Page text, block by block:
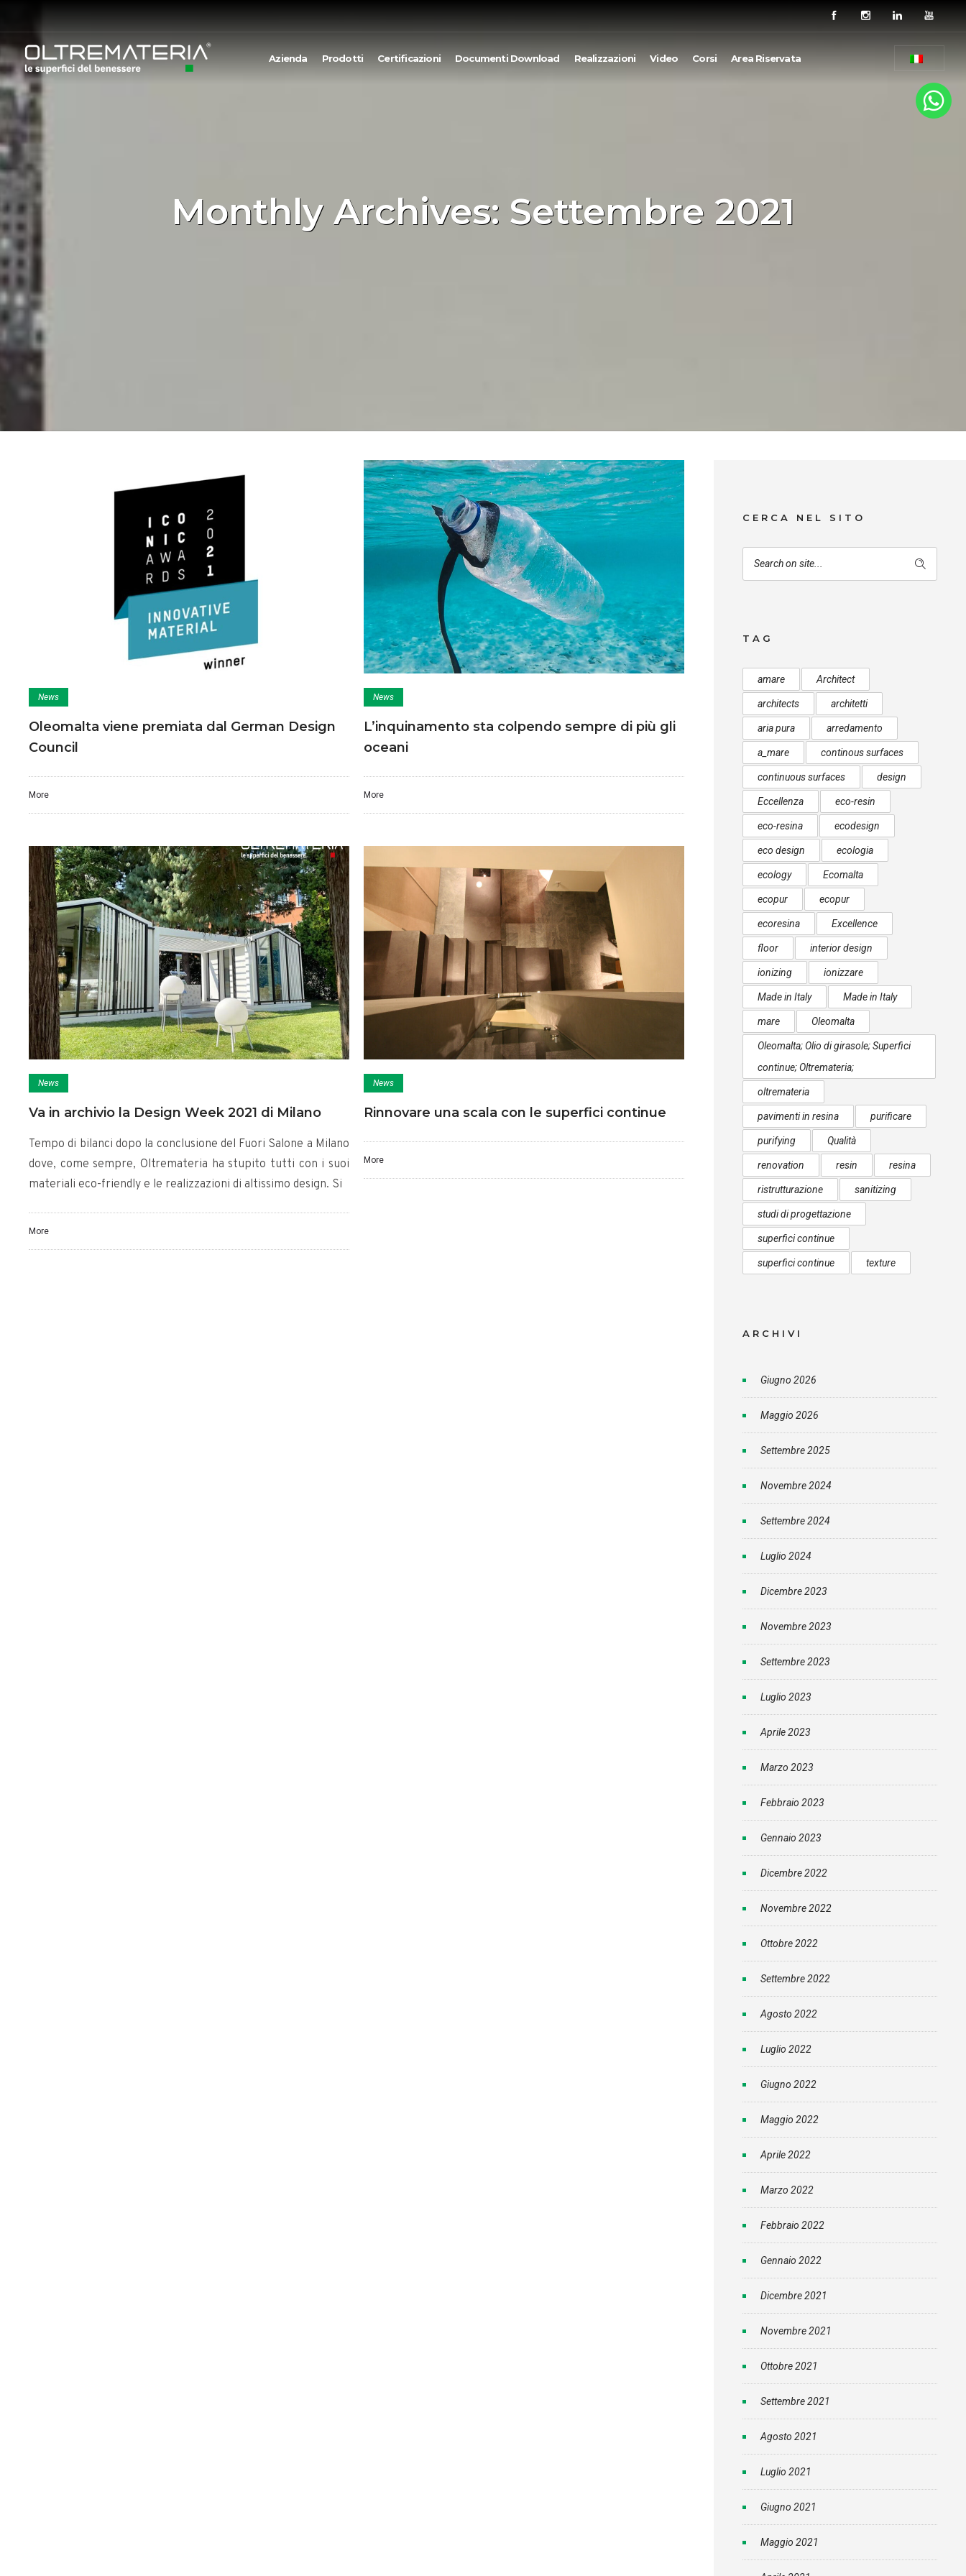
Azienda Prodotti Certificazioni Documenti Download Realizzazioni Video Corsi Area Riservata
Monthly Archives: Settembre 2021
News
Oleomalta viene premiata dal German Design
Council
More
News
L’inquinamento sta colpendo sempre di più gli
oceani
More
News
Va in archivio la Design Week 2021 di Milano
Tempo di bilanci dopo la conclusione del Fuori Salone a Milano
dove, come sempre, Oltremateria ha stupito tutti con i suoi
materiali eco-friendly e le realizzazioni di altissimo design. Si
More
News
Rinnovare una scala con le superfici continue
More
CERCA NEL SITO
TAG
amare Architect
architects architetti
aria pura arredamento
a_mare continous surfaces
continuous surfaces design
Eccellenza eco-resin
eco-resina ecodesign
eco design ecologia
ecology Ecomalta
ecopur ecopur
ecoresina Excellence
floor interior design
ionizing ionizzare
Made in Italy Made in Italy
mare Oleomalta
Oleomalta; Olio di girasole; Superfici
continue; Oltremateria;
oltremateria
pavimenti in resina purificare
purifying Qualità
renovation resin resina
ristrutturazione sanitizing
studi di progettazione
superfici continue
superfici continue texture
ARCHIVI
Giugno 2026
Maggio 2026
Settembre 2025
Novembre 2024
Settembre 2024
Luglio 2024
Dicembre 2023
Novembre 2023
Settembre 2023
Luglio 2023
Aprile 2023
Marzo 2023
Febbraio 2023
Gennaio 2023
Dicembre 2022
Novembre 2022
Ottobre 2022
Settembre 2022
Agosto 2022
Luglio 2022
Giugno 2022
Maggio 2022
Aprile 2022
Marzo 2022
Febbraio 2022
Gennaio 2022
Dicembre 2021
Novembre 2021
Ottobre 2021
Settembre 2021
Agosto 2021
Luglio 2021
Giugno 2021
Maggio 2021